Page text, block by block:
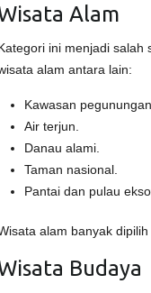
Alam
ini menjadi salah
alam antara lain:
Kawasan pegunungan.
Air terjun.
Danau alami.
Taman nasional.
Pantai dan pulau
alam banyak
Budaya